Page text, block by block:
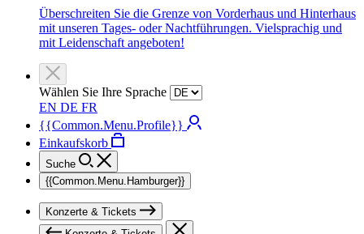
Überschreiten Sie die Grenze von Vorderhaus und Hinterhaus
mit unseren Tages- oder Nachtführungen. Vielsprachig und
mit Leidenschaft angeboten!
Wählen Sie Ihre Sprache
EN DE FR
{{Common.Menu.Profile}}
Einkaufskorb
Suche
{{Common.Menu.Hamburger}}
Konzerte & Tickets